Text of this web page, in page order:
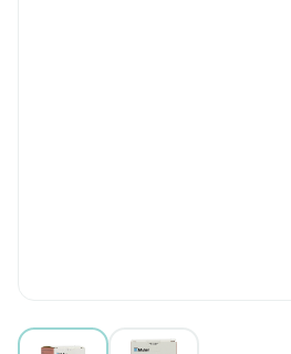
View larger imageView larger image